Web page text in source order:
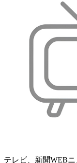
テレビ、新聞WEB